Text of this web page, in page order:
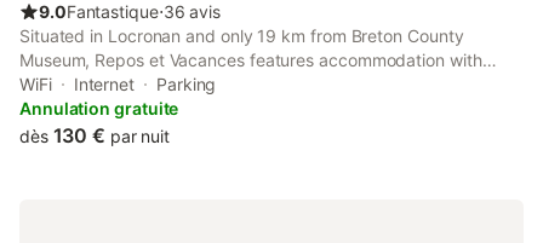
9.0Fantastique⋅36 avis
Situated in Locronan and only 19 km from Breton County
Museum, Repos et Vacances features accommodation with
quiet street views, free WiFi and free private parking.
WiFi Internet
Parking
Annulation gratuite
dès 130 € par nuit